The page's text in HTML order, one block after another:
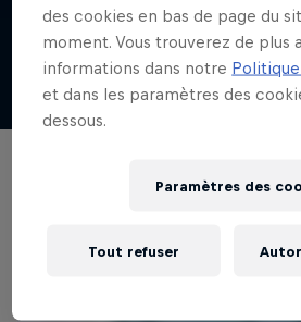
des cookies en bas de page du
moment. Vous trouverez de plus
informations dans notre
et dans les paramètres des
dessous.
Paramètres des
Tout refuser